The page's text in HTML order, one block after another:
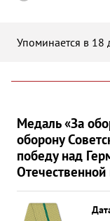
Упоминается в 18
Медаль «За
оборону
победу над